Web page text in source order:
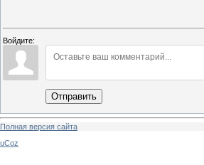
Войдите:
Отправить
Полная версия сайта
uCoz